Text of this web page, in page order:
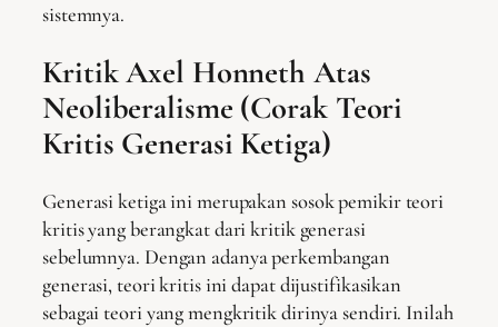
sistemnya.
Kritik Axel Honneth Atas
Neoliberalisme (Corak Teori
Kritis Generasi Ketiga)
Generasi ketiga ini merupakan sosok pemikir teori
kritis yang berangkat dari kritik generasi
sebelumnya. Dengan adanya perkembangan
generasi, teori kritis ini dapat dijustifikasikan
sebagai teori yang mengkritik dirinya sendiri. Inilah